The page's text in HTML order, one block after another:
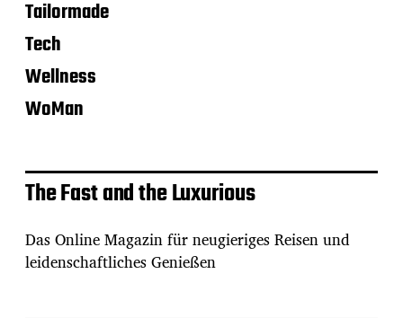
Tailormade
Tech
Wellness
WoMan
The Fast and the Luxurious
Das Online Magazin für neugieriges Reisen und
leidenschaftliches Genießen